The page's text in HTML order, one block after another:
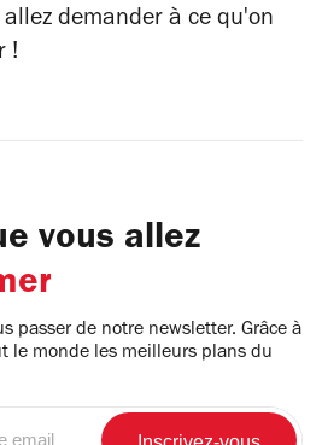
allez demander à ce qu'on
!
vous allez
passer de notre newsletter. Grâce à
le monde les meilleurs plans du